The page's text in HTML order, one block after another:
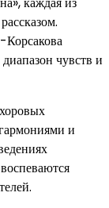
чувств и
и